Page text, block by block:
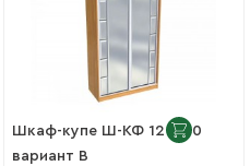
Шкаф-купе Ш-КФ 12-600
вариант B